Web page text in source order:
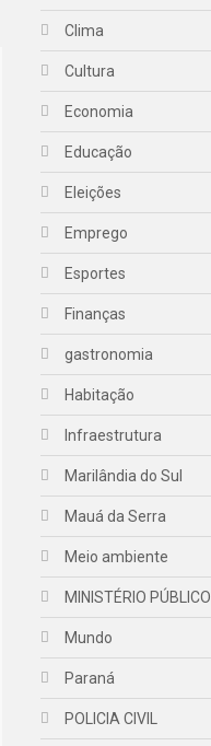
Clima
Cultura
Economia
Educação
Eleições
Emprego
Esportes
Finanças
gastronomia
Habitação
Infraestrutura
Marilândia do Sul
Mauá da Serra
Meio ambiente
MINISTÉRIO PÚBLICO
Mundo
Paraná
POLICIA CIVIL